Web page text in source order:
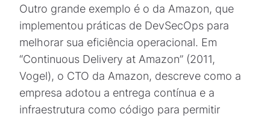
Outro grande exemplo é o da Amazon, que
implementou práticas de DevSecOps para
melhorar sua eficiência operacional. Em
“Continuous Delivery at Amazon” (2011,
Vogel), o CTO da Amazon, descreve como a
empresa adotou a entrega contínua e a
infraestrutura como código para permitir